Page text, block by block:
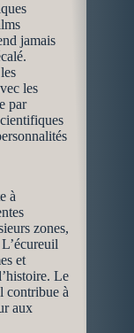
jamais
les
par
à
zones,
et
Le
contribue à
aux